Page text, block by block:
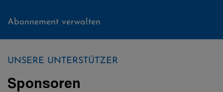
Abonnement verwalten
UNSERE UNTERSTÜTZER
Sponsoren